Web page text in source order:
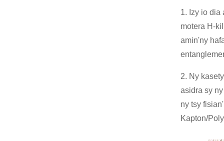
1. Izy io dia
motera H-
amin'ny
2. Ny
asidra sy
ny tsy
Kapton/